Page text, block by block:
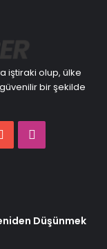
iştiraki olup, ülke
bir şekilde
YouTube
Düşünmek